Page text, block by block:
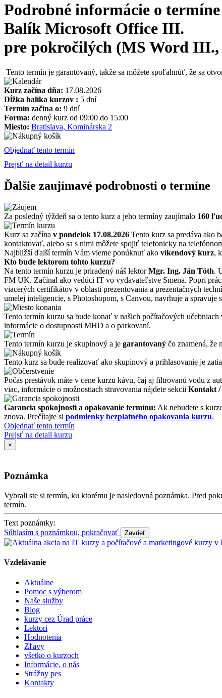
Podrobné informácie o
Balík Microsoft Office III.
pre pokročilých (MS Word
Tento termín je garantovaný, takže sa môžete spoľahnúť, že sa
Kurz začína dňa: 17.08.2026
Dĺžka balíka kurzov : 5 dní
Termín začína o: 9 dní
Forma: denný kurz od 09:00 do 15:00
Miesto: Bratislava, Kominárska 2
Objednať tento termín
Prejsť na detail kurzu
Ďalšie zaujímavé podrobnosti o termíne
Za posledný týždeň sa o tento kurz a jeho termíny zaujímalo 160
Kurz sa začína v pondelok 17.08.2026 Tento kurz sa predáva ako
kontaktovať, alebo sa s nimi môžete spojiť telefonicky na
Najbližší ďalší termín Vám vieme ponúknuť ako víkendový kurz,
Kto bude lektorom tohto kurzu?
Na tento termín kurzu je priradený náš lektorMgr. Ing. Ján Tóth.
FM UK. Začínal ako vedúci IT vo vydavateľstve Smena. Popri
viacerých certifikátov v oblasti prezentovania a prezentačných
umelej inteligencie, s Photoshopom, s Canvou, navrhuje a
Tento termín kurzu sa bude konať v našich počítačových učebniach
informácie o dostupnosti MHD a o parkovaní.
Tento termín kurzu je skupinový a je garantovaný čo znamená, že
Tento kurz sa bude realizovať ako skupinový a prihlasovanie je
Počas prestávok máte v cene kurzu kávu, čaj aj filtrovanú vodu z
viac, informácie o možnostiach stravovania nájdete sekcii Kontakt /
Garancia spokojnosti a opakovanie termínu: Ak nebudete s
znova. Prečítajte si podmienky bezplatného opakovania kurzu.
Objednať tento termín
Prejsť na detail kurzu
×
Poznámka
Vybrali ste si termín, ku ktorému je nasledovná poznámka. Pred
termín.
Text poznámky:
Súhlasím s poznámkou, pokračovať
Vzdelávanie
Aktuálne
Pomoc s výberom
Naše služby
Blog
kurzy cez Úrad práce
Lektori
Hodnotenia
Zľavy
všetko o kurzoch
Informácie, o nás
Strážny pes
Kontakty